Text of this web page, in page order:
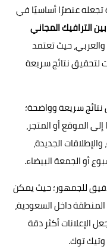
تجعله عنصرًا أساسيًا في
الترافيك المجاني
حيث تعتمد
لتحقيق نتائج سريعة
سريعة وواضحة؛
الموقع أو المتجر،
الجديدة،
أو الجمعة البيضاء.
للجمهور؛ حيث يمكن
داخل السعودية،
الإعلانات أكثر دقة